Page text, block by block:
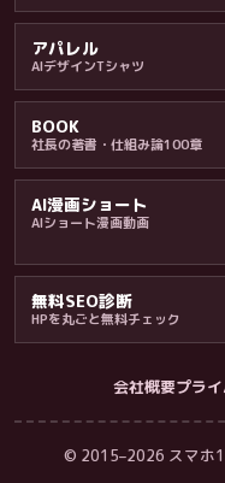
アパレル
AIデザインTシャツ
BOOK
社長の著書・仕組み論100章
AI漫画ショート
AIショート漫画動画
無料SEO診断
HPを丸ごと無料チェック
会社概要プラ
© 2015–2026 スマホ